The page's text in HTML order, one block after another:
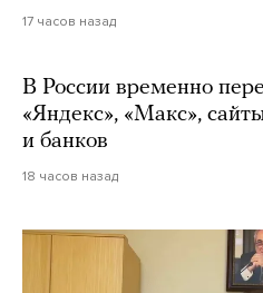
17 часов назад
В России временно
«Яндекс», «Макс»,
и банков
18 часов назад